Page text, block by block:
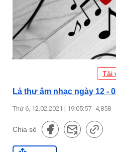
Tải
Lá thư âm nhạc ngày 12 -
Thứ 6, 12.02.2021 | 19:05:57 4,858
Chia sẻ